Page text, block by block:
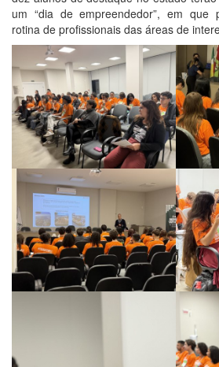
um “dia de empreendedor”, em que
rotina de profissionais das áreas de